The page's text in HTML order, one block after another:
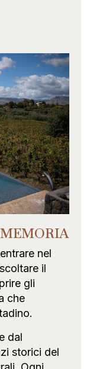
nel
il
gli
che
dal
storici del